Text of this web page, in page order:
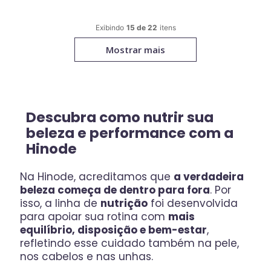
15 de 22
Mostrar mais
Descubra como nutrir sua
beleza e performance com a
Hinode
Na Hinode, acreditamos que a verdadeira
beleza começa de dentro para fora. Por
isso, a linha de nutrição foi desenvolvida
para apoiar sua rotina com mais
equilíbrio, disposição e bem-estar,
refletindo esse cuidado também na pele,
nos cabelos e nas unhas.